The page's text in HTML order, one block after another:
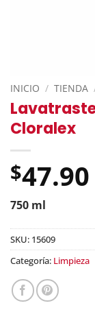
INICIO / TIENDA
Cloralex
$47.90
750 ml
SKU: 15609
Categoría: Limpieza